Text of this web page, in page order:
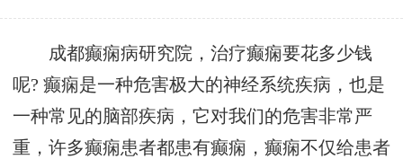
成都癫痫病研究院，治疗癫痫要花多少钱
呢? 癫痫是一种危害极大的神经系统疾病，也是
一种常见的脑部疾病，它对我们的危害非常严
重，许多癫痫患者都患有癫痫，癫痫不仅给患者